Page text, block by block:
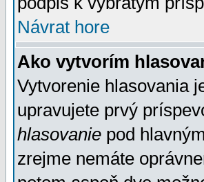
Návrat hore
Ako vytvorím
Vytvorenie hlasovania
upravujete prvý
hlasovanie pod
zrejme nemáte